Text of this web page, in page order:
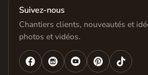
Suivez-nous
Chantiers clients, nouveautés et
photos et vidéos.
   